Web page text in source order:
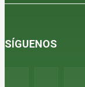
SÍGUENOS